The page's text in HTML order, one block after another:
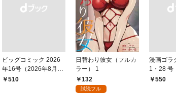
ビッグコミック 2026
年16号（2026年8月7
日発売）
￥510
日替わり彼女（フルカ
ラー） 1
132
試読フル
漫画ゴラ
1・28 号
￥550